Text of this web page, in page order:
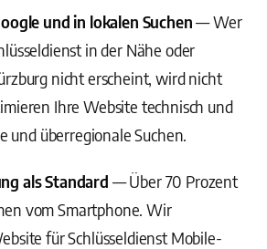
und in lokalen Suchen— Wer
in der Nähe oder
nicht erscheint, wird nicht
Ihre Website technisch und
und überregionale Suchen.
als Standard — Über 70 Prozent
vom Smartphone. Wir
für Schlüsseldienst Mobile-